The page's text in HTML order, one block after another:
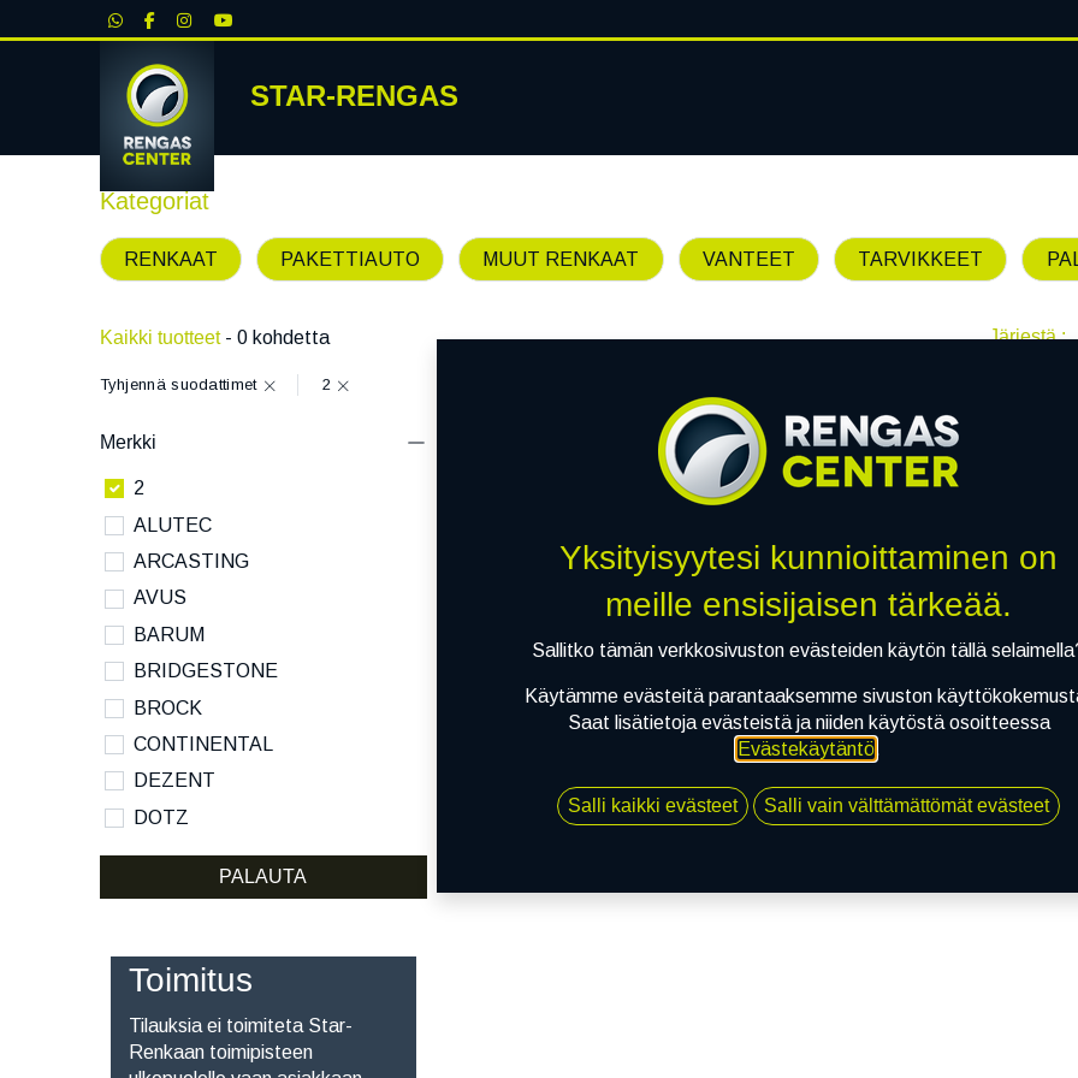
STAR-RENGAS
Kategoriat
RENKAAT PAKETTIAUTO MUUT RENKAAT VANTEET TARVIKKEET
Kaikki tuotteet - 0 kohdetta Järjestä :
Tyhjennä suodattimet 2
Merkki
2
ALUTEC
ARCASTING
AVUS
BARUM
BRIDGESTONE
BROCK
CONTINENTAL
DEZENT
DOTZ
DYNAMO
KUMHO ECSTA SPORT S
NANKANG
NOKIAN
PALAUTA
Toimitus
Tilauksia ei toimiteta Star-
Renkaan toimipisteen
Emme löytäneet
Yksityisyytesi kunnioittaminen on
meille ensisijaisen tärkeää.
Sallitko tämän verkkosivuston evästeiden käytön tällä
Käytämme evästeitä parantaaksemme sivuston
Saat lisätietoja evästeistä ja niiden käytöstä osoitteessa
Evästekäytäntö.
Salli kaikki evästeet Salli vain välttämättömät evästeet